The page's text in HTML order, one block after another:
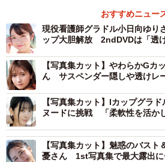
おすすめニュー
現役看護師グラドル小日向ゆ
ップ大胆解放 2ndDVDは「透
【写真集カット】やわらかGカ
ん サスペンダー隠しや透けレ
【写真集カット】Iカップグラ
ヌードに挑戦 「柔軟性を活か
【写真集カット】魅惑のバス
憂さん 1st写真集で最大露出に